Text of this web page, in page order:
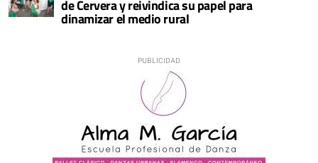
de Cervera y reivindica su papel para
dinamizar el medio rural